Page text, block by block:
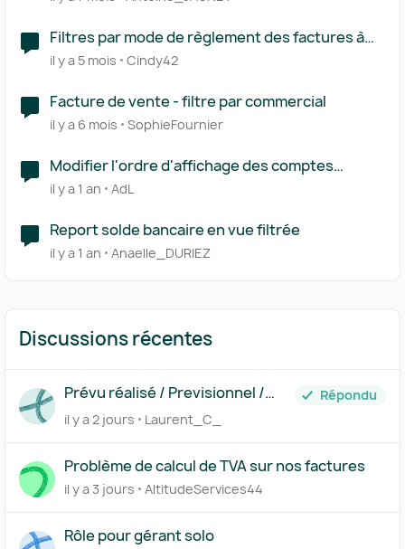
Filtres par mode de règlement des factures à
payer
il y a 5 mois Cindy42
Facture de vente - filtre par commercial
il y a 6 mois SophieFournier
Modifier l'ordre d'affichage des comptes
bancaires dans le filtre
il y a 1 an AdL
Report solde bancaire en vue filtrée
il y a 1 an Anaelle_DURIEZ
Discussions récentes
Prévu réalisé / Previsionnel /
Business Plan
Répondu
il y a 2 jours
Laurent_C_
Problème de calcul de TVA sur nos factures
il y a 3 jours AltitudeServices44
Rôle pour gérant solo